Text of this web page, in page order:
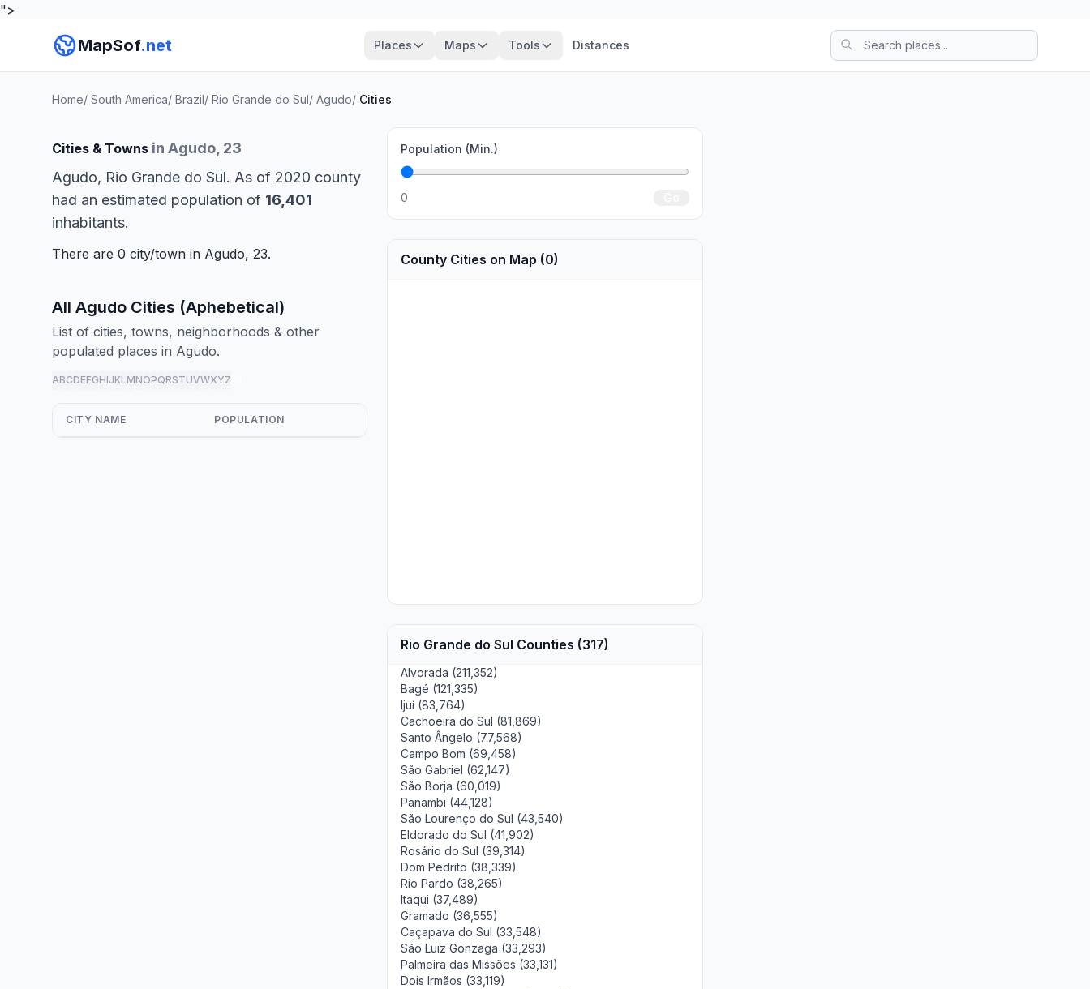
">
MapSof.net Places Maps Tools Distances
Home/ South America/ Brazil/ Rio Grande do Sul/ Agudo/ Cities
Cities & Towns in Agudo, 23
Agudo, Rio Grande do Sul. As of 2020 county
had an estimated population of 16,401
inhabitants.
There are 0 city/town in Agudo, 23.
All Agudo Cities (Aphebetical)
List of cities, towns, neighborhoods & other
populated places in Agudo.
ABCDEFGHIJKLMNOPQRSTUVWXYZ
CITY NAME POPULATION
Population (Min.)
0
County Cities on Map (0)
Rio Grande do Sul Counties (317)
Alvorada (211,352)
Bagé (121,335)
Ijuí (83,764)
Cachoeira do Sul (81,869)
Santo Ângelo (77,568)
Campo Bom (69,458)
São Gabriel (62,147)
São Borja (60,019)
Panambi (44,128)
São Lourenço do Sul (43,540)
Eldorado do Sul (41,902)
Rosário do Sul (39,314)
Dom Pedrito (38,339)
Rio Pardo (38,265)
Itaqui (37,489)
Gramado (36,555)
Caçapava do Sul (33,548)
São Luiz Gonzaga (33,293)
Palmeira das Missões (33,131)
Dois Irmãos (33,119)